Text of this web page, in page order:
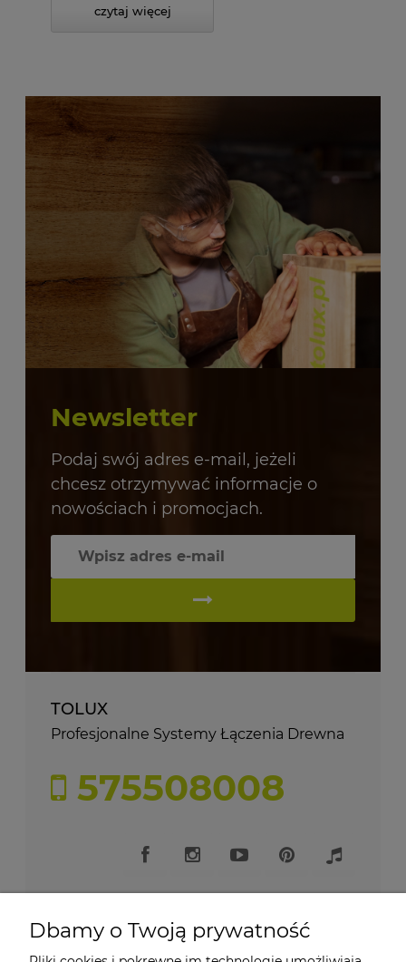
czytaj więcej
Newsletter
Podaj swój adres e-mail, jeżeli
chcesz otrzymywać informacje o
nowościach i promocjach.
TOLUX
Profesjonalne Systemy Łączenia Drewna
575508008
Dbamy o Twoją prywatność